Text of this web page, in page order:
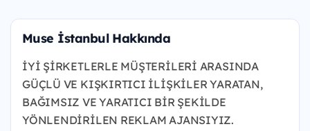
Muse İstanbul Hakkında
İYİ ŞİRKETLERLE MÜŞTERİLERİ ARASINDA
GÜÇLÜ VE KIŞKIRTICI İLİŞKİLER YARATAN,
BAĞIMSIZ VE YARATICI BİR ŞEKİLDE
YÖNLENDİRİLEN REKLAM AJANSIYIZ.